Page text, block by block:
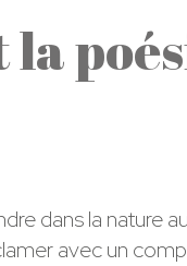
dans la nature
avec un